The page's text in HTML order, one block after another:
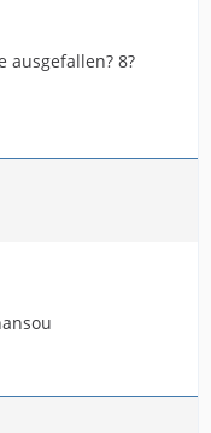
ausgefallen? 8?